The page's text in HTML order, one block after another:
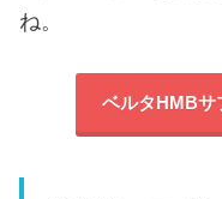
ね。
ベルタHMBサ